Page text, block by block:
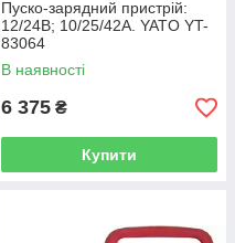
Пуско-зарядний пристрій:
12/24В; 10/25/42А. YATO YT-
83064
В наявності
6 375 ₴
Купити